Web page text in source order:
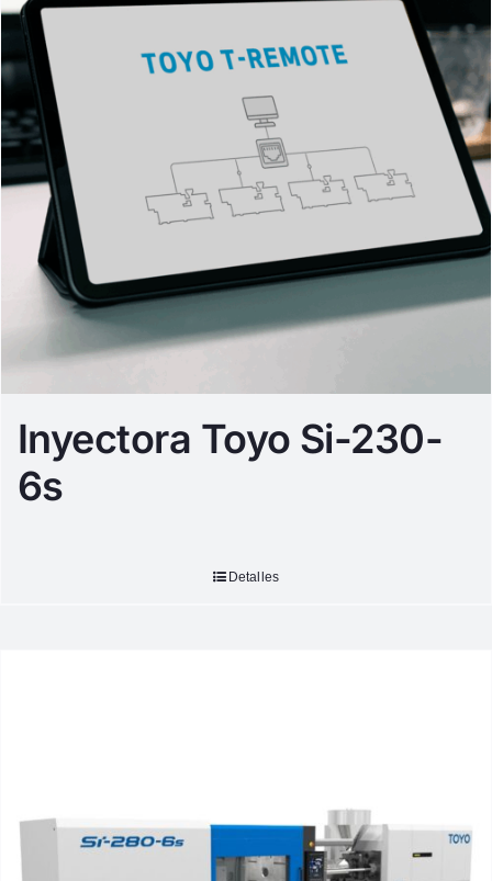
Inyectora Toyo Si-230-
6s
Detalles